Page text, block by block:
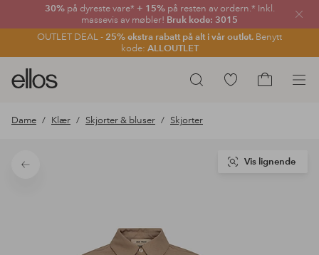
30% på dyreste vare* + 15%på resten av ordern.* Inkl.
massevis av møbler! Bruk kode: 3015
OUTLET DEAL - 25% ekstra rabatt på alt i vår outlet. Benytt
kode: ALLOUTLET
Lukk
Søk
Ellos
logo
gå
forsiden
Gå
Dame Klær Skjorter & bluser Skjorter
Tilbake
Vis lignende